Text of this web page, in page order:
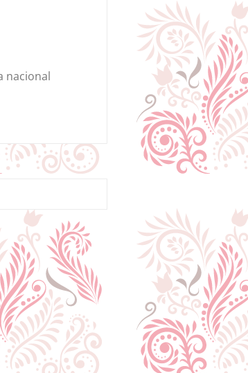
nacional